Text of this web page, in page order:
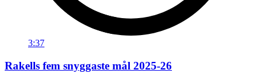
3:37
Rakells fem snyggaste mål 2025-26